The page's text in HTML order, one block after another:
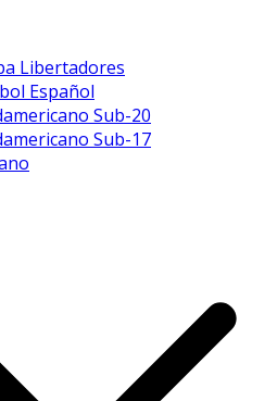
Libertadores
Español
Sub-20
Sub-17